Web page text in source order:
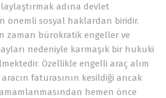
adına devlet
önemli sosyal haklardan biridir.
zaman bürokratik engeller ve
nedeniyle karmaşık bir hukuki
Özellikle engelli araç alım
faturasının kesildiği ancak
hemen önce